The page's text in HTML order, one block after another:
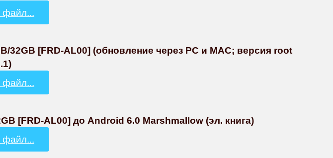
файл...
[FRD-AL00] (обновление через PC и MAC; версия root
файл...
[FRD-AL00] до Android 6.0 Marshmallow (эл. книга)
файл...